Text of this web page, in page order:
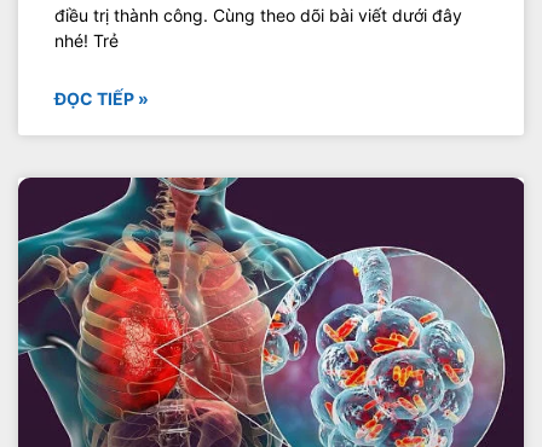
điều trị thành công. Cùng theo dõi bài viết dưới đây
nhé! Trẻ
ĐỌC TIẾP »